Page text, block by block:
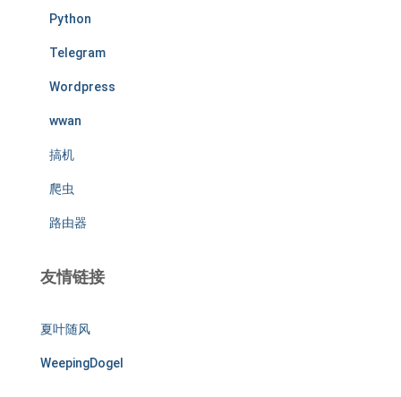
Python
Telegram
Wordpress
wwan
搞机
爬虫
路由器
友情链接
夏叶随风
WeepingDogel